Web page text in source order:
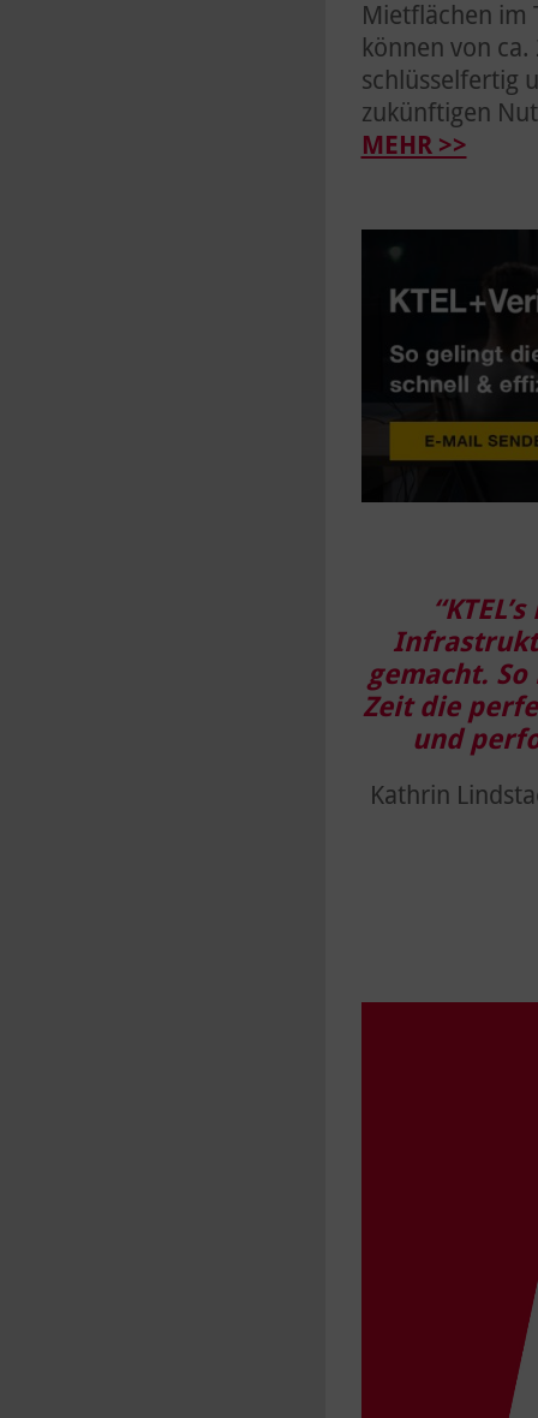
Mietflächen im
können von
schlüsselfertig
zukünftigen
MEHR >>
gemacht.
Zeit die
und
Kathrin